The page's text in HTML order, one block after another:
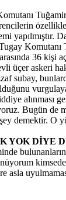
yapılmıştır.
36 kişi
üçer askeri
subay,
alınması
Bugün de
demektir. O
YOK DİYE
asla